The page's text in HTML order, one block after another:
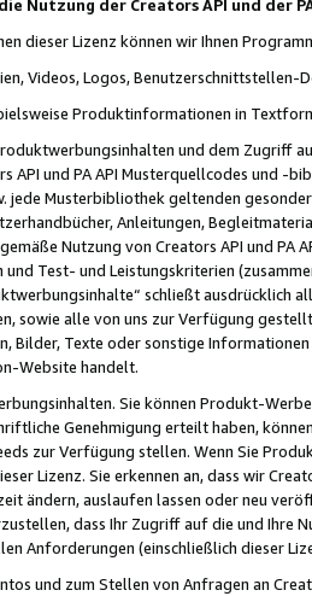
Nutzung der Creators API und der
dieser Lizenz können wir Ihnen
Videos, Logos, Benutzerschnittstellen-
Produktinformationen in
und dem Zugriff
API und PA API Musterquellcodes und
jede Musterbibliothek geltenden
Anleitungen,
Nutzung von Creators API und PA
Test- und Leistungskriterien
schließt ausdrücklich
sowie alle von uns zur Verfügung
Bilder, Texte oder sonstige
Website handelt.
Sie können Produkt-
Genehmigung erteilt haben,
zur Verfügung stellen. Wenn Sie
Lizenz. Sie erkennen an, dass wir
ändern, auslaufen lassen oder neu
dass Ihr Zugriff auf die und Ihre
Anforderungen (einschließlich dieser
und zum Stellen von Anfragen an